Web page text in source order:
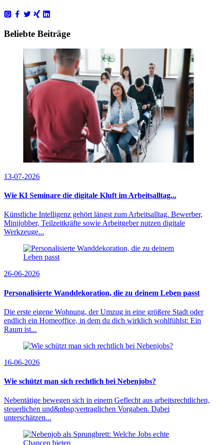
Beliebte Beiträge
13-07-2026
Wie KI Seminare die digitale Kluft im Arbeitsalltag...
Künstliche Intelligenz gehört längst zum Arbeitsalltag. Bewerber,
Minijobber, Teilzeitkräfte sowie Arbeitgeber nutzen digitale
Werkzeuge...
26-06-2026
Personalisierte Wanddekoration, die zu deinem Leben passt
Die erste eigene Wohnung, der Umzug in eine größere Stadt oder
endlich ein Homeoffice, in dem du dich wirklich wohlfühlst: Ein
Raum ist...
16-06-2026
Wie schützt man sich rechtlich bei Nebenjobs?
Nebentätige bewegen sich in einem Geflecht aus arbeitsrechtlichen,
steuerlichen und&nbsp;vertraglichen Vorgaben. Dabei
unterschätzen...